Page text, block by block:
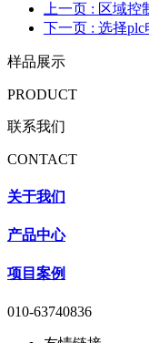
上一页 : 区域控
下一页 : 选择
样品展示
PRODUCT
联系我们
CONTACT
关于我们
产品中心
项目案例
010-63740836